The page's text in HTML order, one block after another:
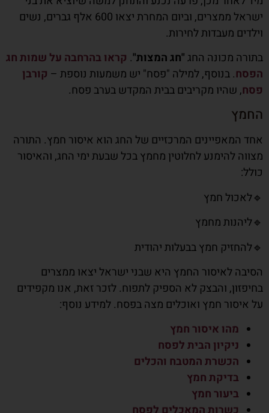
ישראל ממצרים, וביום המחרת יצאו 600 אלף גברים, נשים
וילדים מעבדות לחירות.
בתורה מכונה החג"חג המצות". קראו בהרחבה על שמות חג
הפסח. בנוסף, למילה "פסח" יש משמעות נוספת – קורבן
פסח, שהיו מקריבים בבית המקדש בערב פסח.
החמץ
אחד המאפיינים המרכזיים של החג הוא איסור חמץ. התורה
מצווה להימנע לחלוטין מחמץ בכל שבעת ימי החג, והאיסור
כולל:
🔹לאכול חמץ
🔹ליהנות מחמץ
🔹להחזיק חמץ בבעלות יהודית
הסיבה לאיסור החמץ היא שבני ישראל יצאו ממצרים
בחיפזון, והבצק לא הספיק לתפוח. לזכר זאת, אנו מקפידים
על איסור חמץ ואוכלים מצה בפסח. למידע נוסף:
מהו איסור חמץ
ניקיון הבית לפסח
הכשרת המטבח והכלים
בדיקת חמץ
ביעור חמץ